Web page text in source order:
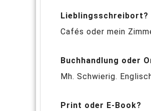
Lieblingsschreibort?
Cafés oder mein
Buchhandlung oder
Mh. Schwierig.
Print oder E-Book?